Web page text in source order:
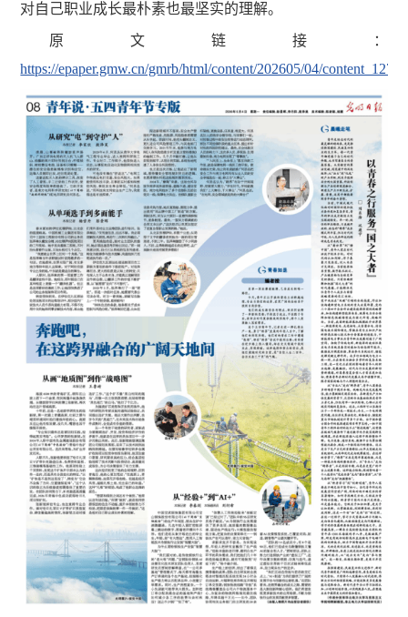
对自己职业成长最朴素也最坚实的理解。
原文链接
：
https://epaper.gmw.cn/gmrb/html/content/202605/04/